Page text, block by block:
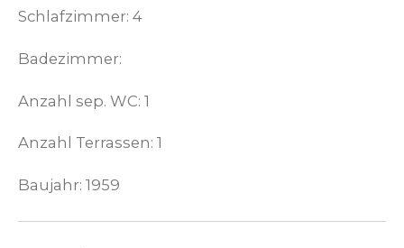
Schlafzimmer: 4
Badezimmer:
Anzahl sep. WC: 1
Anzahl Terrassen: 1
Baujahr: 1959